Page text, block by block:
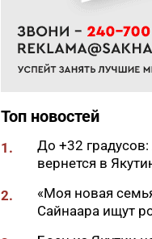
21:00
Деловая
охватывает
получили за
поддержку
19:48
В Якутии
приоритеты
«Движения
Топ новостей
1.
До +32
вернется в
2.
«Моя новая
Сайнаара ищут